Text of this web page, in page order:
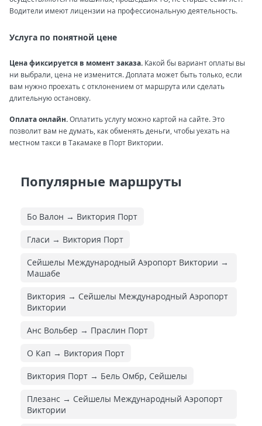
Водители имеют лицензии на профессиональную деятельность.
Услуга по понятной цене
Цена фиксируется в момент заказа. Какой бы вариант оплаты вы
ни выбрали, цена не изменится. Доплата может быть только, если
вам нужно проехать с отклонением от маршрута или сделать
длительную остановку.
Оплата онлайн.Оплатить услугу можно картой на сайте. Это
позволит вам не думать, как обменять деньги, чтобы уехать на
местном такси в Такамаке в Порт Виктории.
Популярные маршруты
Бо Валон → Виктория Порт
Гласи → Виктория Порт
Сейшелы Международный Аэропорт Виктории →
Машабе
Виктория → Сейшелы Международный Аэропорт
Виктории
Анс Вольбер → Праслин Порт
О Кап → Виктория Порт
Виктория Порт → Бель Омбр, Сейшелы
Плезанс → Сейшелы Международный Аэропорт
Виктории